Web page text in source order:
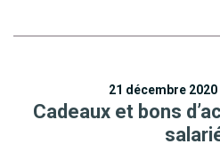
21 décembre 2020
Cadeaux et bons